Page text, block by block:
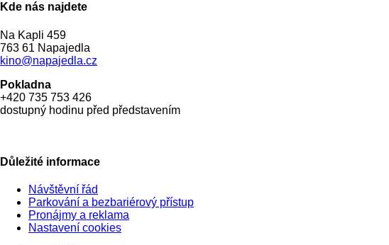
Kde nás najdete
Na Kapli 459
763 61 Napajedla
kino@napajedla.cz
Pokladna
+420 735 753 426
dostupný hodinu před představením
Důležité informace
Návštěvní řád
Parkování a bezbariérový přístup
Pronájmy a reklama
Nastavení cookies